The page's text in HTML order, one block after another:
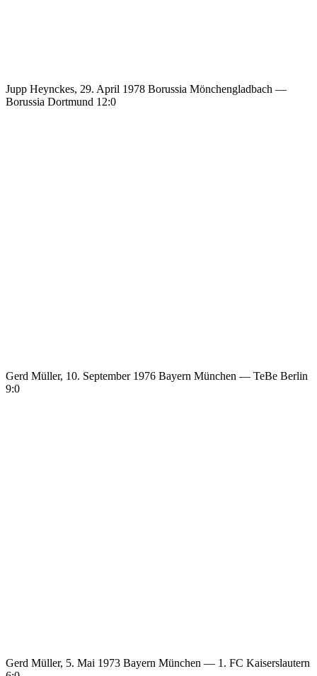
Jupp Heynckes, 29. April 1978 Borussia Mönchengladbach —
Borussia Dortmund 12:0
Gerd Müller, 10. September 1976 Bayern München — TeBe Berlin
9:0
Gerd Müller, 5. Mai 1973 Bayern München — 1. FC Kaiserslautern